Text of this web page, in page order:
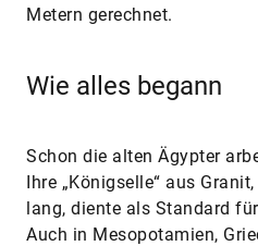
Metern gerechnet.
Wie alles begann
Schon die alten Ägypter
Ihre „Königselle“ aus
lang, diente als Standard
Auch in Mesopotamien,